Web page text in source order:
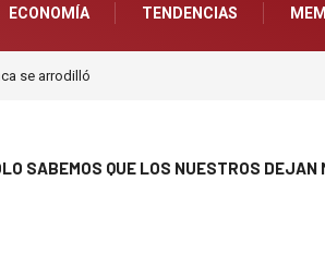
ECONOMÍA TENDENCIAS
se arrodilló
SABEMOS QUE LOS NUESTROS DEJAN